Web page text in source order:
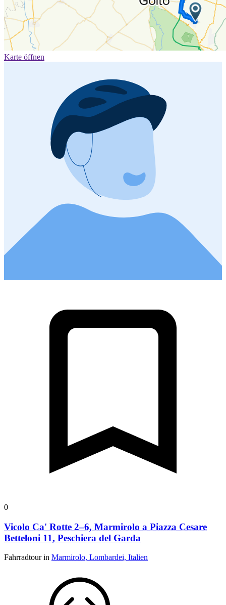
Karte öffnen
0
Vicolo Ca' Rotte 2–6, Marmirolo a Piazza Cesare
Betteloni 11, Peschiera del Garda
Fahrradtour in Marmirolo, Lombardei, Italien